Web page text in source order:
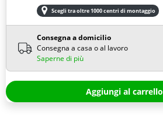
Scegli tra oltre 1000 centri di montaggio
Consegna a domicilio
Consegna a casa o al lavoro
Saperne di più
Aggiungi al carrello